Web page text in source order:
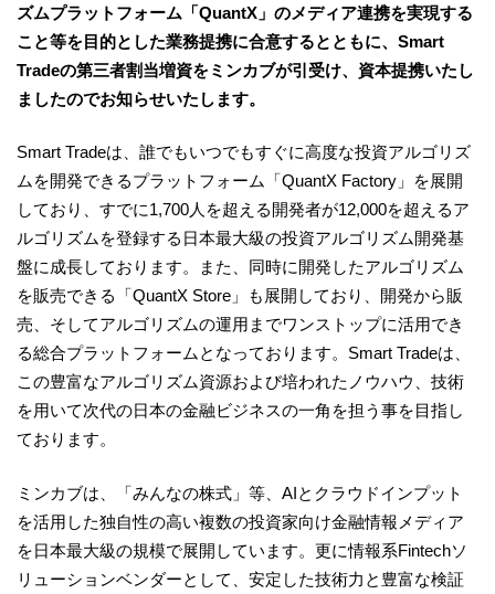
ズムプラットフォーム「QuantX」のメディア連携を実現する
こと等を目的とした業務提携に合意するとともに、Smart
Tradeの第三者割当増資をミンカブが引受け、資本提携いたし
ましたのでお知らせいたします。
Smart Tradeは、誰でもいつでもすぐに高度な投資アルゴリズ
ムを開発できるプラットフォーム「QuantX Factory」を展開
しており、すでに1,700人を超える開発者が12,000を超えるア
ルゴリズムを登録する日本最大級の投資アルゴリズム開発基
盤に成長しております。また、同時に開発したアルゴリズム
を販売できる「QuantX Store」も展開しており、開発から販
売、そしてアルゴリズムの運用までワンストップに活用でき
る総合プラットフォームとなっております。Smart Tradeは、
この豊富なアルゴリズム資源および培われたノウハウ、技術
を用いて次代の日本の金融ビジネスの一角を担う事を目指し
ております。
ミンカブは、「みんなの株式」等、AIとクラウドインプット
を活用した独自性の高い複数の投資家向け金融情報メディア
を日本最大級の規模で展開しています。更に情報系Fintechソ
リューションベンダーとして、安定した技術力と豊富な検証